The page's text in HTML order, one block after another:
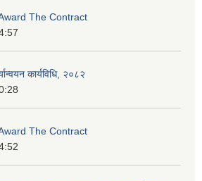
The Contract
कार्यविधि, २०८२
The Contract